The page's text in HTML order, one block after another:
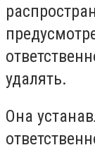
удалять.
Она